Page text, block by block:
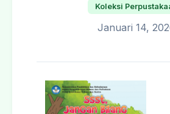
Koleksi
Januari 14,